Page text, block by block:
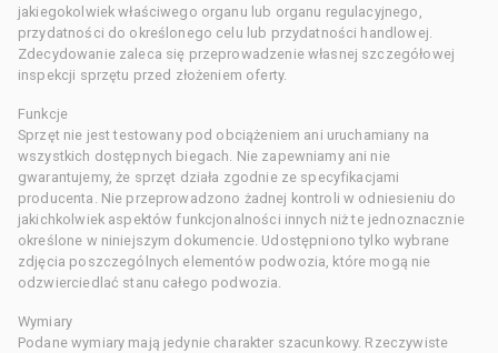
jakiegokolwiek właściwego organu lub organu regulacyjnego,
przydatności do określonego celu lub przydatności handlowej.
Zdecydowanie zaleca się przeprowadzenie własnej szczegółowej
inspekcji sprzętu przed złożeniem oferty.
Funkcje
Sprzęt nie jest testowany pod obciążeniem ani uruchamiany na
wszystkich dostępnych biegach. Nie zapewniamy ani nie
gwarantujemy, że sprzęt działa zgodnie ze specyfikacjami
producenta. Nie przeprowadzono żadnej kontroli w odniesieniu do
jakichkolwiek aspektów funkcjonalności innych niż te jednoznacznie
określone w niniejszym dokumencie. Udostępniono tylko wybrane
zdjęcia poszczególnych elementów podwozia, które mogą nie
odzwierciedlać stanu całego podwozia.
Wymiary
Podane wymiary mają jedynie charakter szacunkowy. Rzeczywiste